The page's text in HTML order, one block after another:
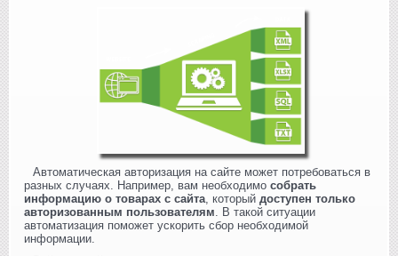
Автоматическая авторизация на сайте может потребоваться в
разных случаях. Например, вам необходимо собрать
информацию о товарах с сайта, который доступен только
авторизованным пользователям. В такой ситуации
автоматизация поможет ускорить сбор необходимой
информации.